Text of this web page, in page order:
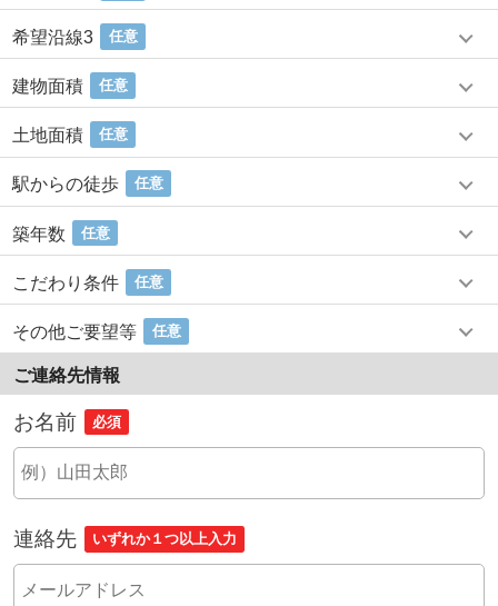
希望沿線3 任意
建物面積 任意
土地面積 任意
駅からの徒歩 任意
築年数 任意
こだわり条件 任意
その他ご要望等 任意
ご連絡先情報
お名前 必須
連絡先 いずれか１つ以上入力